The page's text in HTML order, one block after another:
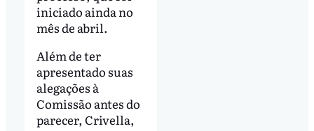
iniciado ainda no
mês de abril.
Além de ter
apresentado suas
alegações à
Comissão antes do
parecer, Crivella,